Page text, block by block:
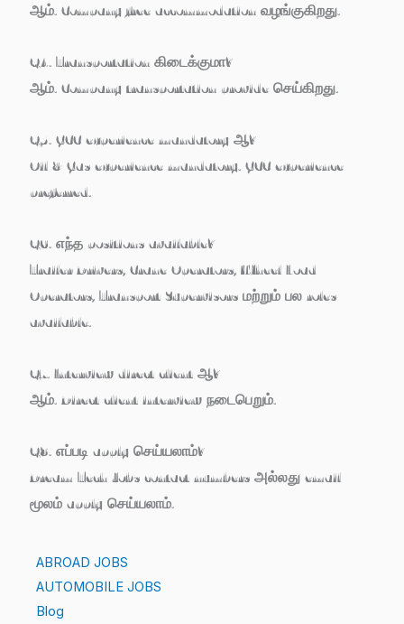
ஆம். Company free accommodation வழங்குகிறது.
Q4. Transportation கிடைக்குமா?
ஆம். Company transportation provide செய்கிறது.
Q5. GCC experience mandatory ஆ?
Oil & Gas experience mandatory. GCC experience
preferred.
Q6. எந்த positions available?
Trailer Drivers, Crane Operators, Wheel Load
Operators, Transport Supervisors மற்றும் பல roles
available.
Q7. Interview direct client ஆ?
ஆம். Direct client interview நடைபெறும்.
Q8. எப்படி apply செய்யலாம்?
Dream Tech Jobs contact numbers அல்லது email
மூலம் apply செய்யலாம்.
ABROAD JOBS
AUTOMOBILE JOBS
Blog